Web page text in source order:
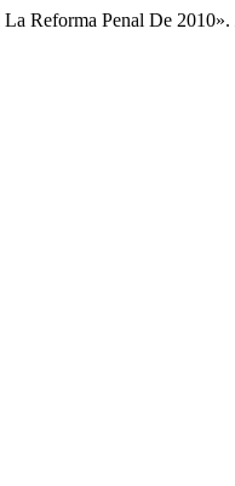
Reforma Penal De 2010».